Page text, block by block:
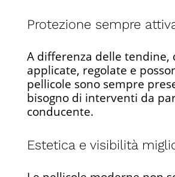
Protezione sempre
A differenza delle tendine,
applicate, regolate e
pellicole sono sempre
bisogno di interventi da
conducente.
Estetica e visibilità